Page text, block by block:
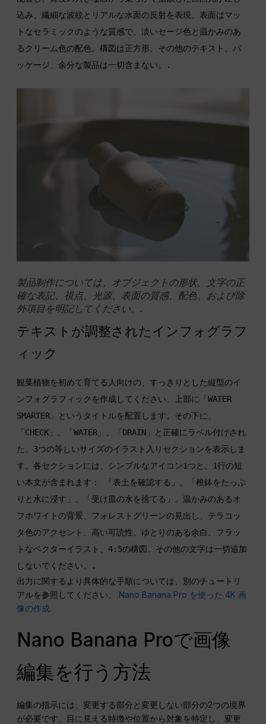
込み、繊細な波紋とリアルな水面の反射を表現。表面はマッ
トなセラミックのような質感で、淡いセージ色と温かみのあ
るクリーム色の配色。構図は正方形。その他のテキスト、パ
ッケージ、余分な製品は一切含まない。.
製品制作については、オブジェクトの形状、文字の正
確な表記、視点、光源、表面の質感、配色、および除
外項目を明記してください。.
テキストが調整されたインフォグラフ
ィック
観葉植物を初めて育てる人向けの、すっきりとした縦型のイ
ンフォグラフィックを作成してください。上部に「WATER
SMARTER」というタイトルを配置します。その下に、
「CHECK」、「WATER」、「DRAIN」と正確にラベル付けされ
た、3つの等しいサイズのイラスト入りセクションを表示しま
す。各セクションには、シンプルなアイコン1つと、1行の短
い本文が含まれます： 「表土を確認する」、「根鉢をたっぷ
りと水に浸す」、「受け皿の水を捨てる」。温かみのあるオ
フホワイトの背景、フォレストグリーンの見出し、テラコッ
タ色のアクセント、高い可読性、ゆとりのある余白、フラッ
トなベクターイラスト、4:5の構図。その他の文字は一切追加
しないでください。.
出力に関するより具体的な手順については、別のチュートリ
アルを参照してください。 Nano Banana Pro を使った 4K 画
像の作成.
Nano Banana Proで画像
編集を行う方法
編集の指示には、変更する部分と変更しない部分の2つの境界
が必要です。目に見える特徴や位置から対象を特定し、変更